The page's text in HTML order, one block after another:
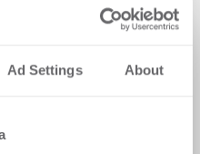
Ad Settings About
im Alex One